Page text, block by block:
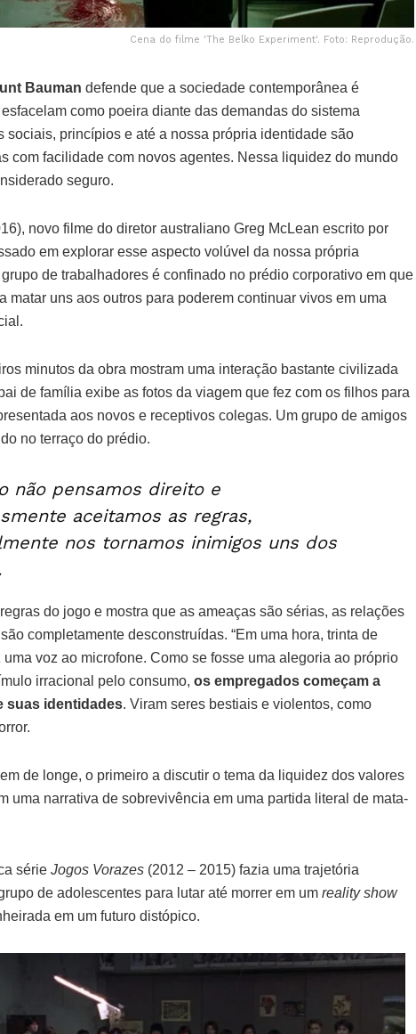
Cena do filme 'The Belko Experiment'. Foto: Reprodução.
Bauman defende que a sociedade contemporânea é
como poeira diante das demandas do sistema
sociais, princípios e até a nossa própria identidade são
com facilidade com novos agentes. Nessa liquidez do mundo
seguro.
novo filme do diretor australiano Greg McLean escrito por
em explorar esse aspecto volúvel da nossa própria
de trabalhadores é confinado no prédio corporativo em que
matar uns aos outros para poderem continuar vivos em uma
minutos da obra mostram uma interação bastante civilizada
de família exibe as fotos da viagem que fez com os filhos para
aos novos e receptivos colegas. Um grupo de amigos
no terraço do prédio.
não pensamos direito e
aceitamos as regras,
nos tornamos inimigos uns dos
do jogo e mostra que as ameaças são sérias, as relações
completamente desconstruídas. “Em uma hora, trinta de
uma voz ao microfone. Como se fosse uma alegoria ao próprio
irracional pelo consumo, os empregados começam a
suas identidades. Viram seres bestiais e violentos, como
de longe, o primeiro a discutir o tema da liquidez dos valores
uma narrativa de sobrevivência em uma partida literal de mata-
série Jogos Vorazes (2012 – 2015) fazia uma trajetória
de adolescentes para lutar até morrer em um reality show
em um futuro distópico.